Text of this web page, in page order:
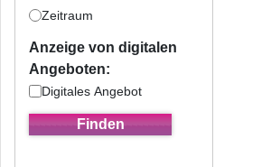
Zeitraum
Anzeige von digitalen
Angeboten:
Digitales Angebot